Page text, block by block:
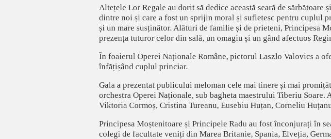
Altețele Lor Regale au dorit să dedice această seară de sărbătoare
dintre noi și care a fost un sprijin moral și sufletesc pentru cuplul
și un mare susținător. Alături de familie și de prieteni, Principesa
prezența tuturor celor din sală, un omagiu și un gând afectuos
În foaierul Operei Naționale Române, pictorul Laszlo Valovics a
înfățișând cuplul princiar.
Gala a prezentat publicului meloman cele mai tinere și mai
orchestra Operei Naționale, sub bagheta maestrului Tiberiu
Viktoria Cormoș, Cristina Tureanu, Eusebiu Huțan, Corneliu
Principesa Moștenitoare și Principele Radu au fost înconjurați în
colegi de facultate veniți din Marea Britanie, Spania, Elveția,